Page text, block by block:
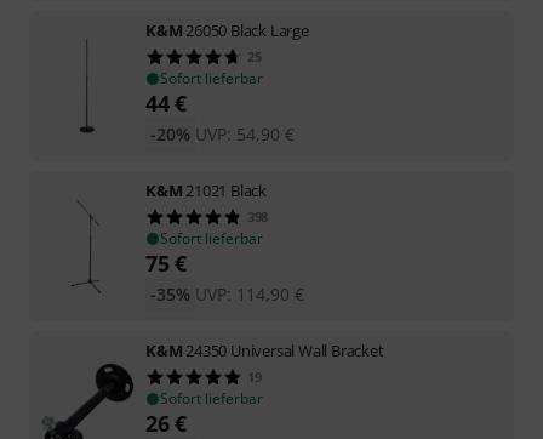
K&M 26050 Black Large
25
Sofort lieferbar
44€
UVP: 54,90 €
-20%
K&M 21021 Black
398
Sofort lieferbar
75€
UVP: 114,90 €
-35%
K&M 24350 Universal Wall Bracket
19
Sofort lieferbar
26€